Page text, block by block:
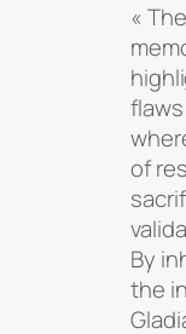
«
of
By
the